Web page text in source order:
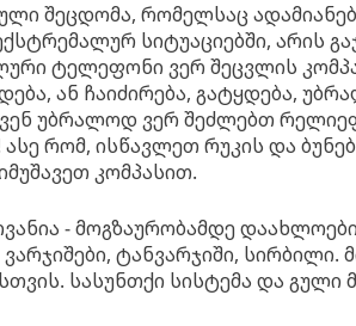
შეცდომა, რომელსაც
სიტუაციებში, არის
ტელეფონი ვერ შეცვლის
ან ჩაიძირება, გატყდება,
უბრალოდ ვერ შეძლებთ
რომ, ისწავლეთ რუკის და
კომპასით.
- მოგზაურობამდე
ტანვარჯიში, სირბილი.
სასუნთქი სისტემა და